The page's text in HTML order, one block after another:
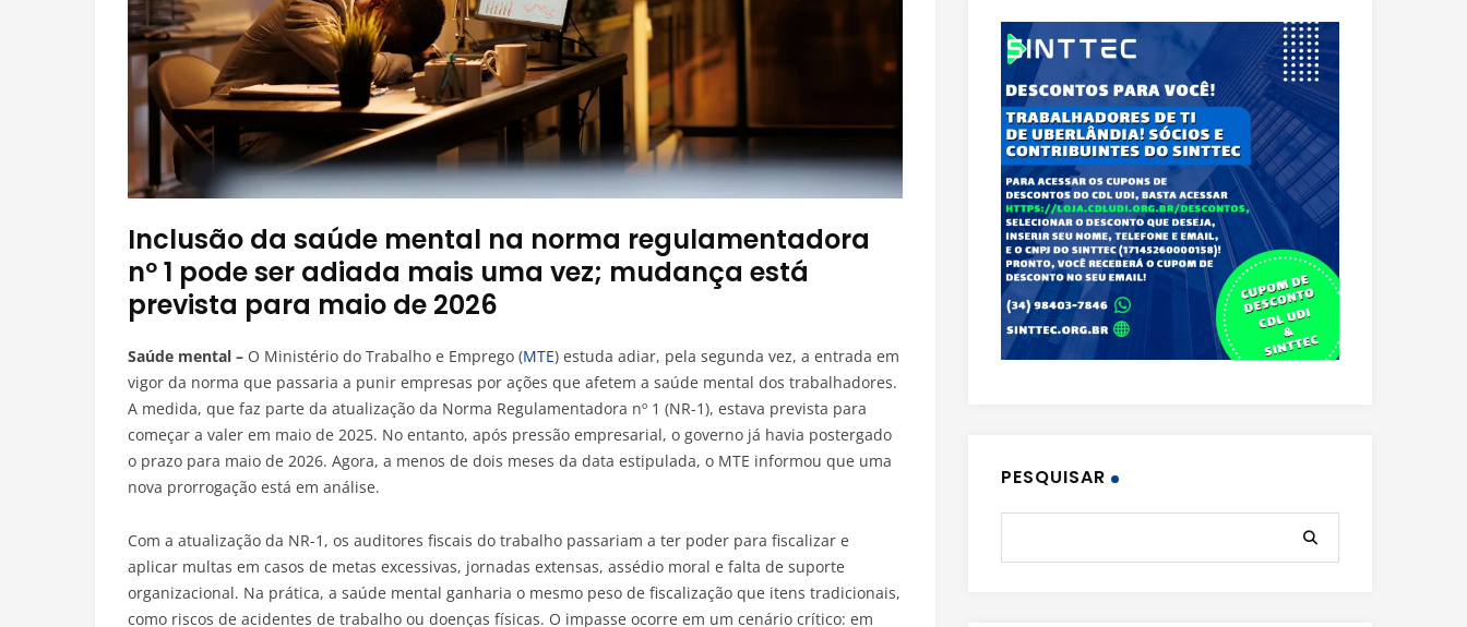
Inclusão da saúde mental na norma regulamentadora
nº 1 pode ser adiada mais uma vez; mudança está
prevista para maio de 2026
Saúde mental – O Ministério do Trabalho e Emprego (MTE) estuda adiar, pela segunda vez, a entrada em
vigor da norma que passaria a punir empresas por ações que afetem a saúde mental dos trabalhadores.
A medida, que faz parte da atualização da Norma Regulamentadora nº 1 (NR-1), estava prevista para
começar a valer em maio de 2025. No entanto, após pressão empresarial, o governo já havia postergado
o prazo para maio de 2026. Agora, a menos de dois meses da data estipulada, o MTE informou que uma
nova prorrogação está em análise.
Com a atualização da NR-1, os auditores fiscais do trabalho passariam a ter poder para fiscalizar e
aplicar multas em casos de metas excessivas, jornadas extensas, assédio moral e falta de suporte
organizacional. Na prática, a saúde mental ganharia o mesmo peso de fiscalização que itens tradicionais,
como riscos de acidentes de trabalho ou doenças físicas. O impasse ocorre em um cenário crítico: em
PESQUISAR